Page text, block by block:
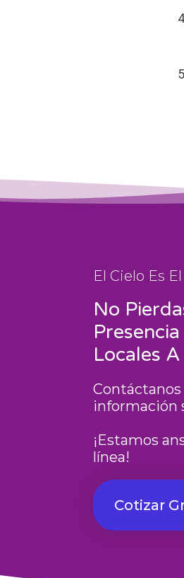
El Cielo Es
No
Locales
información
¡Estamos
línea!
Cotizar